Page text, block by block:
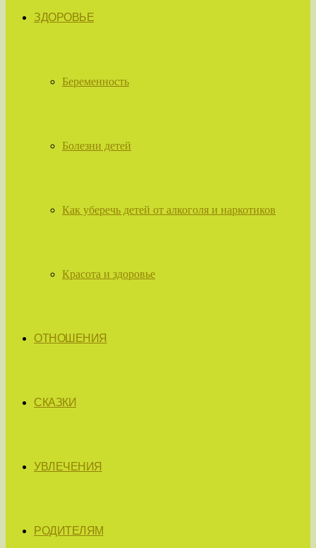
ЗДОРОВЬЕ
Беременность
Болезни детей
Как уберечь детей от алкоголя и наркотиков
Красота и здоровье
ОТНОШЕНИЯ
СКАЗКИ
УВЛЕЧЕНИЯ
РОДИТЕЛЯМ